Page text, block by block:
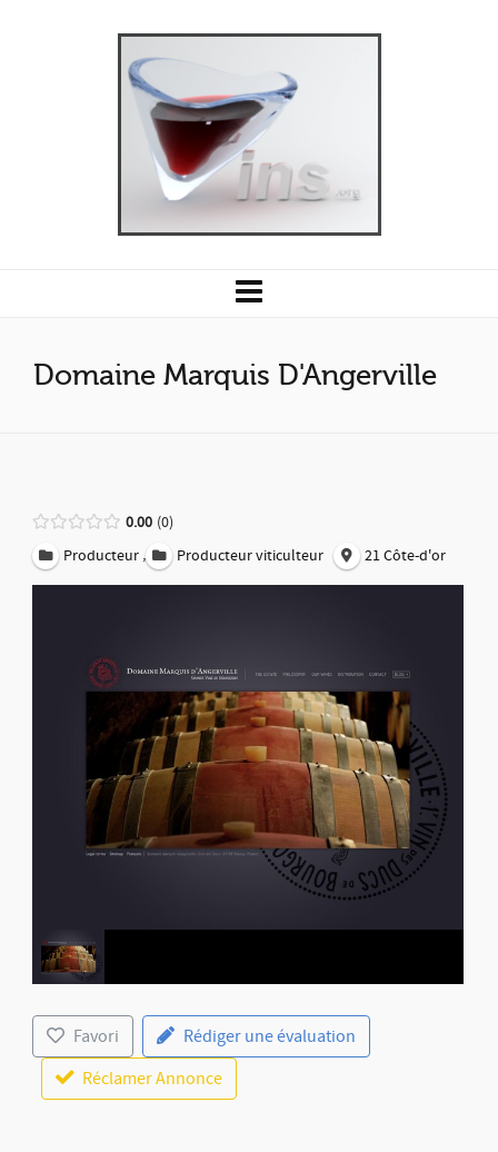
Domaine Marquis D'Angerville
0.00 0
Producteur , Producteur viticulteur 21 Côte-d'or
Favori
Rédiger une évaluation
Réclamer Annonce